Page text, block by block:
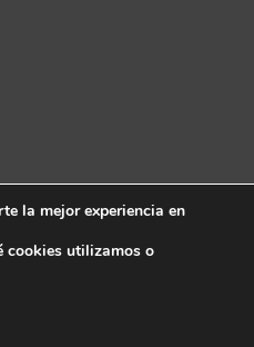
la mejor experiencia en
cookies utilizamos o
BANNER DE COOKIES